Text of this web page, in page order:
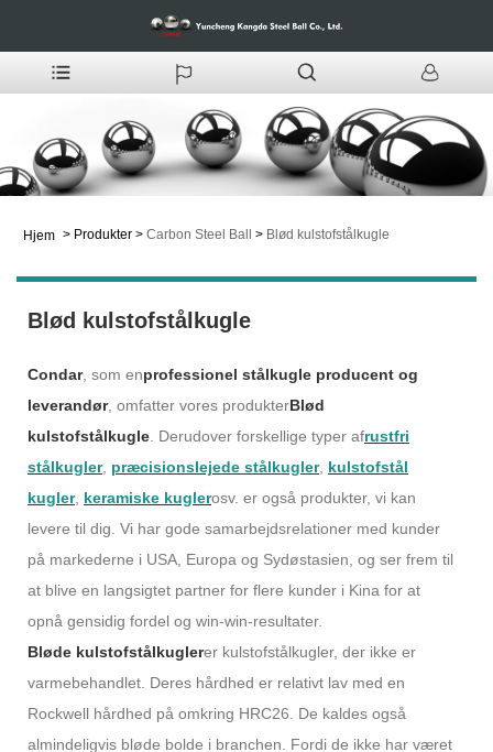
Hjem > Produkter > Carbon Steel Ball > Blød kulstofstålkugle
Blød kulstofstålkugle
Condar, som enprofessionel stålkugle producent og
leverandør, omfatter vores produkterBlød
kulstofstålkugle . Derudover forskellige typer afrustfri
stålkugler, præcisionslejede stålkugler, kulstofstål
kugler, keramiske kuglerosv. er også produkter, vi kan
levere til dig. Vi har gode samarbejdsrelationer med kunder
på markederne i USA, Europa og Sydøstasien, og ser frem til
at blive en langsigtet partner for flere kunder i Kina for at
opnå gensidig fordel og win-win-resultater.
Bløde kulstofstålkuglerer kulstofstålkugler, der ikke er
varmebehandlet. Deres hårdhed er relativt lav med en
Rockwell hårdhed på omkring HRC26. De kaldes også
almindeligvis bløde bolde i branchen. Fordi de ikke har været